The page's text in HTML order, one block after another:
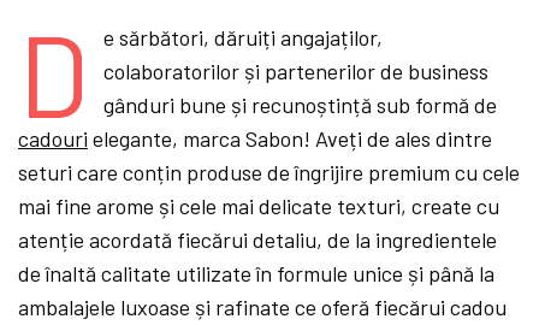
D
e sărbători, dăruiți angajaților,
colaboratorilor și partenerilor de business
gânduri bune și recunoștință sub formă de
cadouri elegante, marca Sabon! Aveți de ales dintre
seturi care conțin produse de îngrijire premium cu cele
mai fine arome și cele mai delicate texturi, create cu
atenție acordată fiecărui detaliu, de la ingredientele
de înaltă calitate utilizate în formule unice și până la
ambalajele luxoase și rafinate ce oferă fiecărui cadou